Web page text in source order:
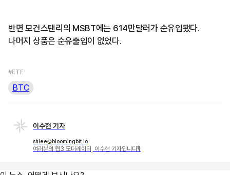
반면 모건스탠리의 MSBT에는 614만달러가 순유입됐다.
나머지 상품은 순유출입이 없었다.
#ETF
BTC
이수현 기자
shlee@bloomingbit.io
여러분의 웹3 모더레이터, 이수현 기자입니다🎙